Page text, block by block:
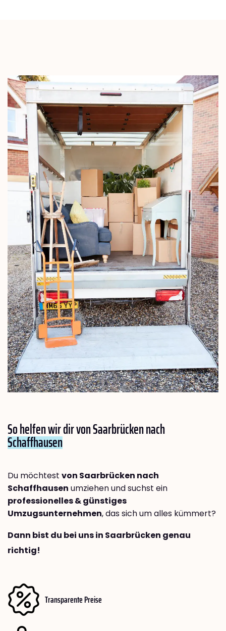
So helfen wir dir von Saarbrücken nach
Schaffhausen
Du möchtest von Saarbrücken nach
Schaffhausen umziehen und suchst ein
professionelles & günstiges
Umzugsunternehmen, das sich um alles kümmert?
Dann bist du bei uns in Saarbrücken genau
richtig!
Transparente Preise